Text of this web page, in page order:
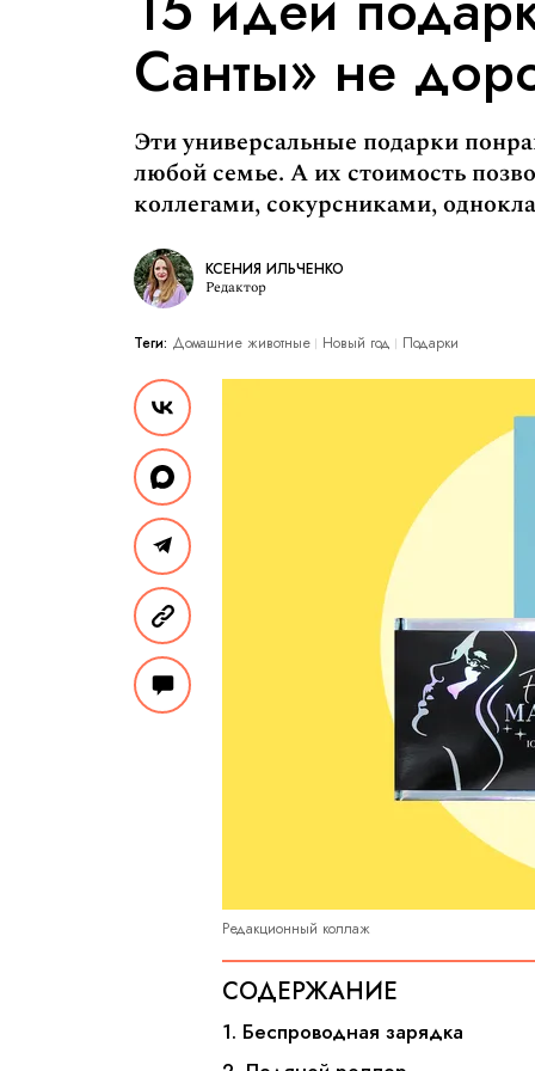
Санты» не
Эти универсальные подарки
любой семье. А их стоимость
коллегами, сокурсниками,
КСЕНИЯ ИЛЬЧЕНКО
Редактор
Теги: Домашние животные Новый год Подарки
Редакционный коллаж
СОДЕРЖАНИЕ
1. Беспроводная зарядка